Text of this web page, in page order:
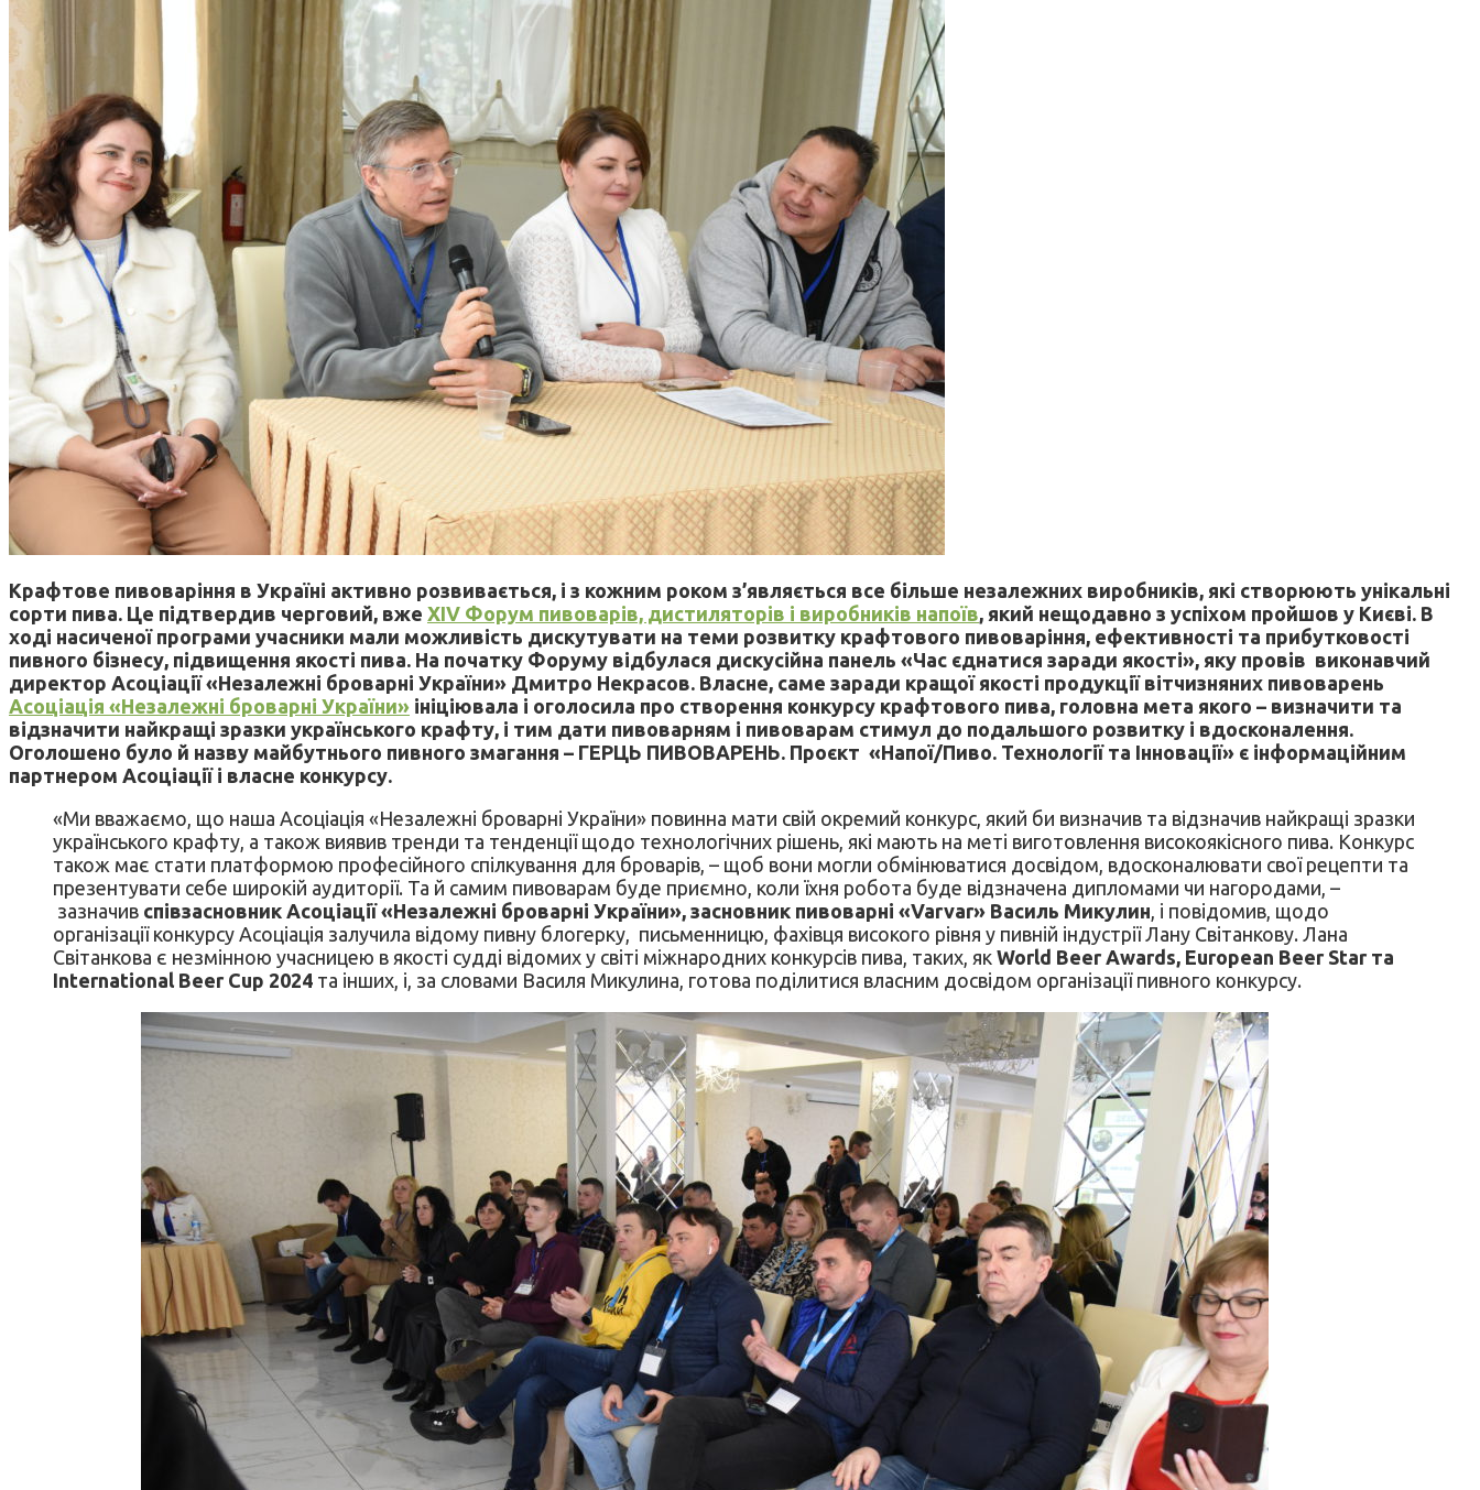
Крафтове пивоваріння в Україні активно розвивається, і з кожним роком з’являється все більше незалежних виробників, які створюють унікальні
сорти пива. Це підтвердив черговий, вже XIV Форум пивоварів, дистиляторів і виробників напоїв, який нещодавно з успіхом пройшов у Києві. В
ході насиченої програми учасники мали можливість дискутувати на теми розвитку крафтового пивоваріння, ефективності та прибутковості
пивного бізнесу, підвищення якості пива. На початку Форуму відбулася дискусійна панель «Час єднатися заради якості», яку провів виконавчий
директор Асоціації «Незалежні броварні України» Дмитро Некрасов. Власне, саме заради кращої якості продукції вітчизняних пивоварень
Асоціація «Незалежні броварні України» ініціювала і оголосила про створення конкурсу крафтового пива, головна мета якого – визначити та
відзначити найкращі зразки українського крафту, і тим дати пивоварням і пивоварам стимул до подальшого розвитку і вдосконалення.
Оголошено було й назву майбутнього пивного змагання – ГЕРЦЬ ПИВОВАРЕНЬ. Проєкт «Напої/Пиво. Технології та Інновації» є інформаційним
партнером Асоціації і власне конкурсу.
«Ми вважаємо, що наша Асоціація «Незалежні броварні України» повинна мати свій окремий конкурс, який би визначив та відзначив найкращі зразки
українського крафту, а також виявив тренди та тенденції щодо технологічних рішень, які мають на меті виготовлення високоякісного пива. Конкурс
також має стати платформою професійного спілкування для броварів, – щоб вони могли обмінюватися досвідом, вдосконалювати свої рецепти та
презентувати себе широкій аудиторії. Та й самим пивоварам буде приємно, коли їхня робота буде відзначена дипломами чи нагородами, –
зазначив співзасновник Асоціації «Незалежні броварні України», засновник пивоварні «Varvar» Василь Микулин , і повідомив, щодо
організації конкурсу Асоціація залучила відому пивну блогерку, письменницю, фахівця високого рівня у пивній індустрії Лану Світанкову. Лана
Світанкова є незмінною учасницею в якості судді відомих у світі міжнародних конкурсів пива, таких, як World Beer Awards, European Beer Star та
International Beer Cup 2024 та інших, і, за словами Василя Микулина, готова поділитися власним досвідом організації пивного конкурсу.